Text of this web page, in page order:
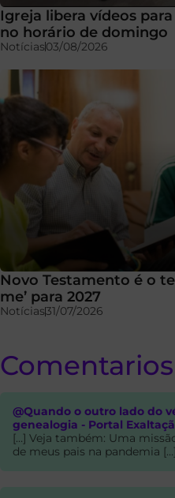
Igreja libera vídeos
no horário de domingo
Notícias03/08/2026
Novo Testamento é o
me’ para 2027
Notícias31/07/2026
@Quando o outro lado do
genealogia - Portal
[…] Veja também: Uma
de meus pais na pandemia […]